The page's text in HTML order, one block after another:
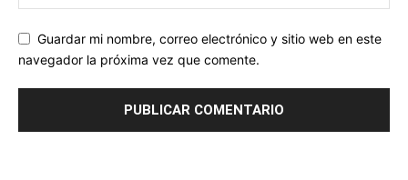
Guardar mi nombre, correo electrónico y sitio web en este
navegador la próxima vez que comente.